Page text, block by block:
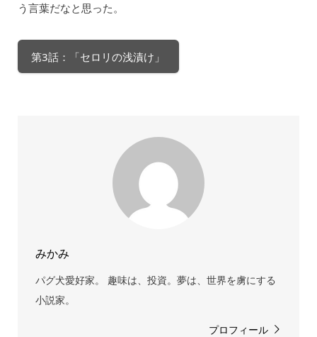
う言葉だなと思った。
第3話：「セロリの浅漬け」
みかみ
パグ犬愛好家。 趣味は、投資。夢は、世界を虜にする
小説家。
プロフィール